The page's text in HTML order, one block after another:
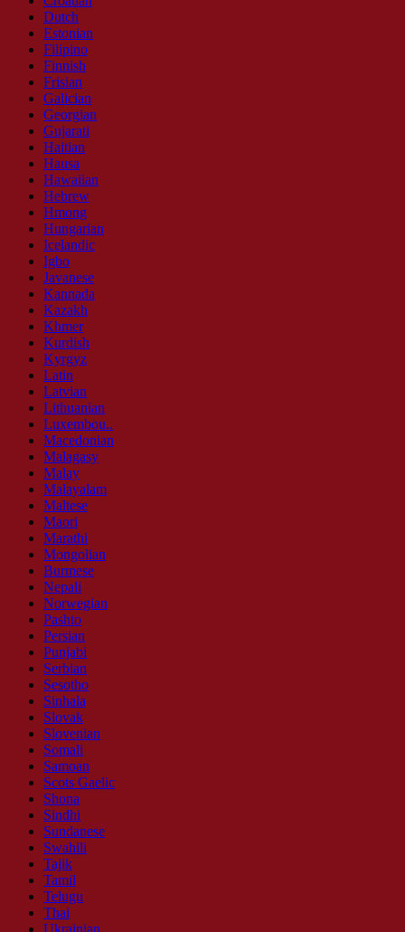
Dutch
Estonian
Filipino
Finnish
Frisian
Galician
Georgian
Gujarati
Haitian
Hausa
Hawaiian
Hebrew
Hmong
Hungarian
Icelandic
Igbo
Javanese
Kannada
Kazakh
Khmer
Kurdish
Kyrgyz
Latin
Latvian
Lithuanian
Luxembou..
Macedonian
Malagasy
Malay
Malayalam
Maltese
Maori
Marathi
Mongolian
Burmese
Nepali
Norwegian
Pashto
Persian
Punjabi
Serbian
Sesotho
Sinhala
Slovak
Slovenian
Somali
Samoan
Scots Gaelic
Shona
Sindhi
Sundanese
Swahili
Tajik
Tamil
Telugu
Thai
Ukrainian